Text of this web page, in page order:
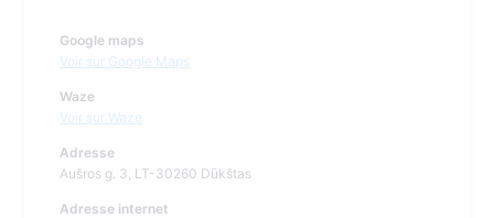
Google maps
Voir sur Google Maps
Waze
Voir sur Waze
Adresse
Aušros g. 3, LT-30260 Dūkštas
Adresse internet